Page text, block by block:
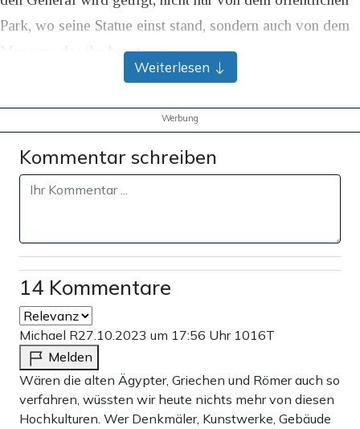
Park, wo seine Statue einst stand, sondern auch von dem
Museum, das ihn haust.
schönes Land heimgesucht hat, zu bekämpfen“, sagte der
loszuwerden.“
Zu den Kommentaren (14)
Einmalig Monatlich
Apollo News unterstützen
Zahlungsoptionen:
10 €
15 € 25 € 50 € 100 €
Weiterlesen
Werbung
Kommentar schreiben
14 Kommentare
Michael R27.10.2023 um 17:56 Uhr 1016T
Melden
Wären die alten Ägypter, Griechen und Römer auch so
verfahren, wüssten wir heute nichts mehr von diesen
Hochkulturen. Wer Denkmäler, Kunstwerke, Gebäude